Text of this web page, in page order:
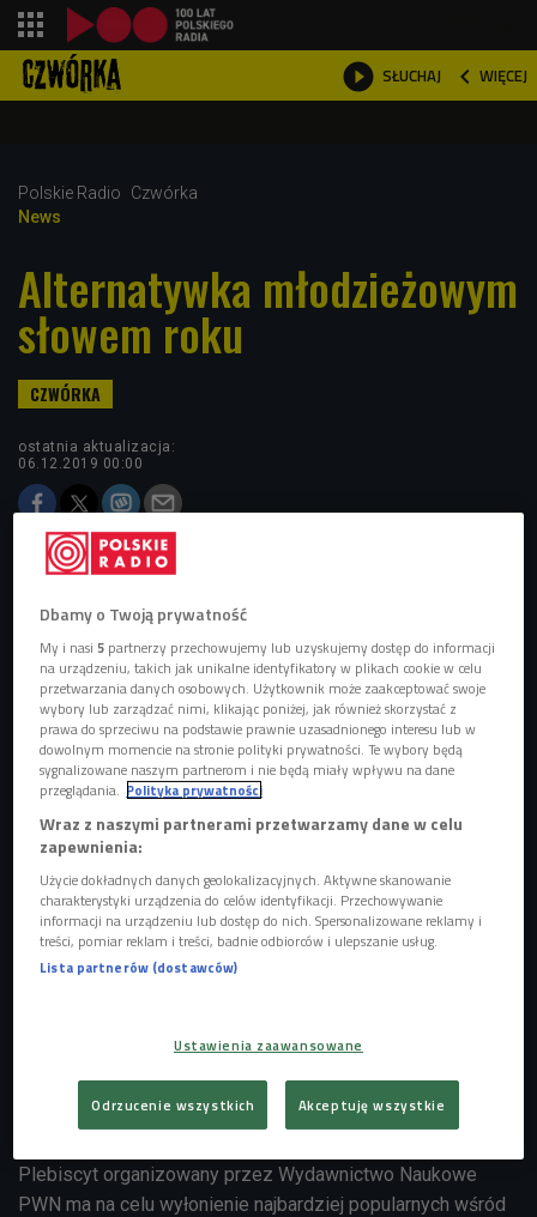
 SŁUCHAJ  WIĘCEJ

Polskie Radio
Czwórka
News
Alternatywka młodzieżowym
słowem roku
ostatnia aktualizacja:
06.12.2019 00:00
Google News
Drugie miejsce w plebiscycie na
Młodzieżowe Słowo Roku 2019 zajął
rzeczownik JESIENIARA, czyli „miłośniczka
jesieni”. Trzecie - rzeczownik
ELUWINA, efekt przekształcenia słów halo i
elo.
Billie Eilish Foto: Valerie MACON / AFP / East News
Plebiscyt organizowany przez Wydawnictwo Naukowe
PWN ma na celu wyłonienie najbardziej popularnych wśród
Dbamy o Twoją prywatność
My i nasi5 partnerzy przechowujemy lub uzyskujemy dostęp do informacji
na urządzeniu, takich jak unikalne identyfikatory w plikach cookie w celu
przetwarzania danych osobowych. Użytkownik może zaakceptować swoje
wybory lub zarządzać nimi, klikając poniżej, jak również skorzystać z
prawa do sprzeciwu na podstawie prawnie uzasadnionego interesu lub w
dowolnym momencie na stronie polityki prywatności. Te wybory będą
sygnalizowane naszym partnerom i nie będą miały wpływu na dane
przeglądania. Polityka prywatności
Wraz z naszymi partnerami przetwarzamy dane w celu
zapewnienia:
Użycie dokładnych danych geolokalizacyjnych. Aktywne skanowanie
charakterystyki urządzenia do celów identyfikacji. Przechowywanie
informacji na urządzeniu lub dostęp do nich. Spersonalizowane reklamy i
treści, pomiar reklam i treści, badnie odbiorców i ulepszanie usług.
Lista partnerów (dostawców)
Ustawienia zaawansowane
Odrzucenie wszystkich Akceptuję wszystkie